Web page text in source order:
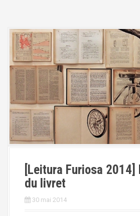
[Leitura Furiosa
du livret
30 mai 2014